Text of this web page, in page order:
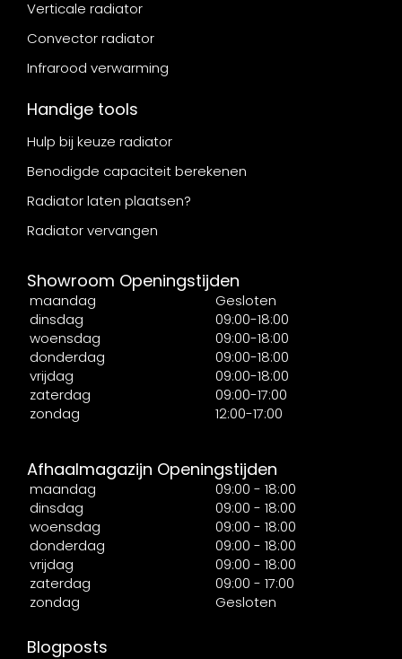
Verticale radiator
Convector radiator
Infrarood verwarming
Handige tools
Hulp bij keuze radiator
Benodigde capaciteit berekenen
Radiator laten plaatsen?
Radiator vervangen
Showroom Openingstijden
maandag
Gesloten
dinsdag
09:00-18:00
woensdag
09:00-18:00
donderdag
09:00-18:00
vrijdag
09:00-18:00
zaterdag
09:00-17:00
zondag
12:00-17:00
Afhaalmagazijn Openingstijden
maandag
09:00 - 18:00
dinsdag
09:00 - 18:00
woensdag
09:00 - 18:00
donderdag
09:00 - 18:00
vrijdag
09:00 - 18:00
zaterdag
09:00 - 17:00
zondag
Gesloten
Blogposts